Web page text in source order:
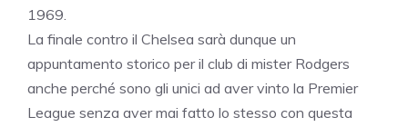
1969.
La finale contro il Chelsea sarà dunque un
appuntamento storico per il club di mister Rodgers
anche perché sono gli unici ad aver vinto la Premier
League senza aver mai fatto lo stesso con questa